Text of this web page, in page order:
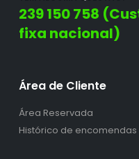
239 150 758
fixa nacional)
Área de Cliente
Área Reservada
Histórico de encomendas